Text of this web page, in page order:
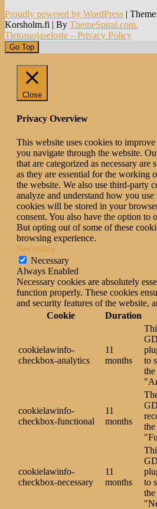
Proudly powered by WordPress |
Korsholm.fi | By ThemeSpiral.com.
Tietosuojaseloste – Privacy Policy
Go Top
Close
Privacy Overview
This website uses cookies to
you navigate through the website.
that are categorized as necessary are
as they are essential for the working
the website. We also use third-party
analyze and understand how you
cookies will be stored in your
consent. You also have the option to
But opting out of some of these
browsing experience.
Necessary
Necessary
Always Enabled
Necessary cookies are absolutely
function properly. These cookies
and security features of the website,
Cookie
Duration
cookielawinfo-
checkbox-analytics
11
months
to
cookielawinfo-
checkbox-functional
11
months
cookielawinfo-
checkbox-necessary
11
months
to